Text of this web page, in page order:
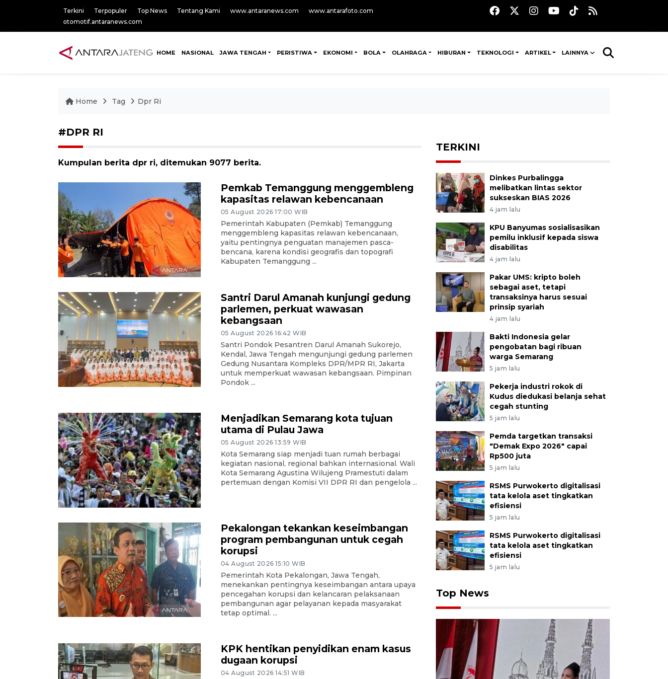
Terkini Terpopuler Top News Tentang Kami www.antaranews.com
www.antarafoto.com
otomotif.antaranews.com
HOME NASIONAL JAWA TENGAH PERISTIWA EKONOMI BOLA OLAHRAGA HIBURAN TEKNOLOGI ARTIKEL LAINNYA
Home Tag Dpr Ri
#DPR RI
Kumpulan berita dpr ri, ditemukan 9077 berita.
Pemkab Temanggung menggembleng
kapasitas relawan kebencanaan
05 August 2026 17:00 WIB
Pemerintah Kabupaten (Pemkab) Temanggung
menggembleng kapasitas relawan kebencanaan,
yaitu pentingnya penguatan manajemen pasca-
bencana, karena kondisi geografis dan topografi
Kabupaten Temanggung ...
Santri Darul Amanah kunjungi gedung
parlemen, perkuat wawasan
kebangsaan
05 August 2026 16:42 WIB
Santri Pondok Pesantren Darul Amanah Sukorejo,
Kendal, Jawa Tengah mengunjungi gedung parlemen
Gedung Nusantara Kompleks DPR/MPR RI, Jakarta
untuk memperkuat wawasan kebangsaan. Pimpinan
Pondok ...
Menjadikan Semarang kota tujuan
utama di Pulau Jawa
05 August 2026 13:59 WIB
Kota Semarang siap menjadi tuan rumah berbagai
kegiatan nasional, regional bahkan internasional. Wali
Kota Semarang Agustina Wilujeng Pramestuti dalam
pertemuan dengan Komisi VII DPR RI dan pengelola ...
Pekalongan tekankan keseimbangan
program pembangunan untuk cegah
korupsi
04 August 2026 15:10 WIB
Pemerintah Kota Pekalongan, Jawa Tengah,
menekankan pentingnya keseimbangan antara upaya
pencegahan korupsi dan kelancaran pelaksanaan
pembangunan agar pelayanan kepada masyarakat
tetap optimal. ...
KPK hentikan penyidikan enam kasus
dugaan korupsi
04 August 2026 14:51 WIB
TERKINI
Dinkes Purbalingga
melibatkan lintas sektor
sukseskan BIAS 2026
4 jam lalu
KPU Banyumas sosialisasikan
pemilu inklusif kepada siswa
disabilitas
4 jam lalu
Pakar UMS: kripto boleh
sebagai aset, tetapi
transaksinya harus sesuai
prinsip syariah
4 jam lalu
Bakti Indonesia gelar
pengobatan bagi ribuan
warga Semarang
5 jam lalu
Pekerja industri rokok di
Kudus diedukasi belanja sehat
cegah stunting
5 jam lalu
Pemda targetkan transaksi
"Demak Expo 2026" capai
Rp500 juta
5 jam lalu
RSMS Purwokerto digitalisasi
tata kelola aset tingkatkan
efisiensi
5 jam lalu
RSMS Purwokerto digitalisasi
tata kelola aset tingkatkan
efisiensi
5 jam lalu
Top News